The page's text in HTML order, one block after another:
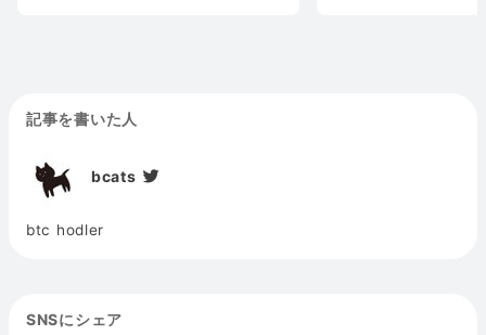
記事を書いた人
bcats
btc hodler
SNSにシェア